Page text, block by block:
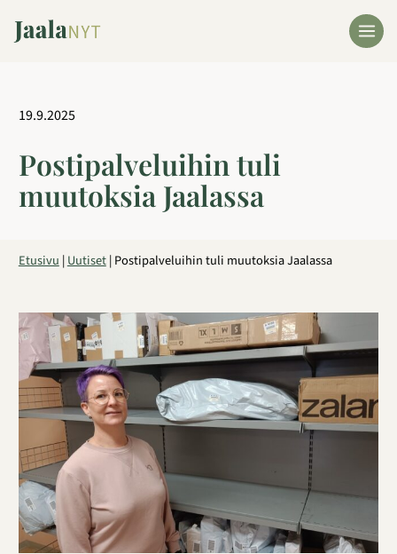
sisältöön
19.9.2025
Postipalveluihin tuli
muutoksia Jaalassa
Etusivu|Uutiset|Postipalveluihin tuli muutoksia Jaalassa